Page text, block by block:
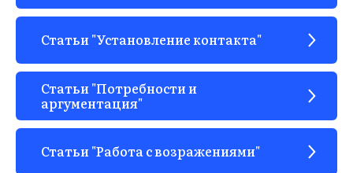
Статьи "Установление контакта"
Статьи "Потребности и
аргументация"
Статьи "Работа с возражениями"